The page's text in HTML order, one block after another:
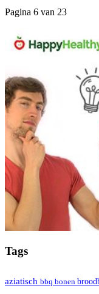
Pagina 6 van 23
Tags
aziatisch bbq bonen